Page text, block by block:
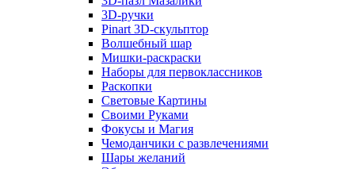
3D-ручки
Pinart 3D-скульптор
Волшебный шар
Мишки-раскраски
Наборы для первоклассников
Раскопки
Световые Картины
Своими Руками
Фокусы и Магия
Чемоданчики с развлечениями
Шары желаний